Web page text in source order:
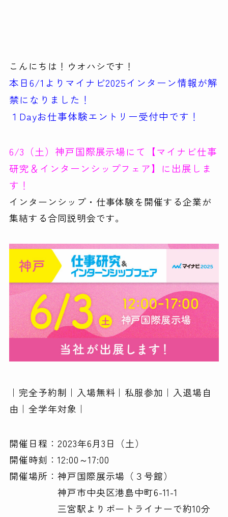
こんにちは！ウオハシです！
本日6/1よりマイナビ2025インターン情報が解
禁になりました！
１Dayお仕事体験エントリー受付中です！
6/3（土）神戸国際展示場にて【マイナビ仕事
研究＆インターンシップフェア】に出展しま
す！
インターンシップ・仕事体験を開催する企業が
集結する合同説明会です。
｜完全予約制｜入場無料｜私服参加｜入退場自
由｜全学年対象｜
開催日程：2023年6月3日（土）
開催時刻：12:00～17:00
開催場所：神戸国際展示場（３号館）
神戸市中央区港島中町6-11-1
三宮駅よりポートライナーで約10分